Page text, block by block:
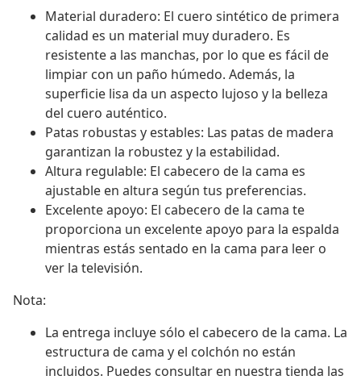
Material duradero: El cuero sintético de primera
calidad es un material muy duradero. Es
resistente a las manchas, por lo que es fácil de
limpiar con un paño húmedo. Además, la
superficie lisa da un aspecto lujoso y la belleza
del cuero auténtico.
Patas robustas y estables: Las patas de madera
garantizan la robustez y la estabilidad.
Altura regulable: El cabecero de la cama es
ajustable en altura según tus preferencias.
Excelente apoyo: El cabecero de la cama te
proporciona un excelente apoyo para la espalda
mientras estás sentado en la cama para leer o
ver la televisión.
Nota:
La entrega incluye sólo el cabecero de la cama. La
estructura de cama y el colchón no están
incluidos. Puedes consultar en nuestra tienda las